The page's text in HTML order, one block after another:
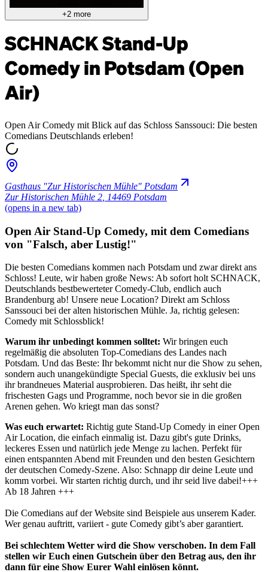
+2 more
SCHNACK Stand-Up
Comedy in Potsdam (Open
Air)
Open Air Comedy mit Blick auf das Schloss Sanssouci: Die besten
Comedians Deutschlands erleben!
Gasthaus "Zur Historischen Mühle" Potsdam
Zur Historischen Mühle 2 14469 Potsdam
(opens in a new tab)
Open Air Stand-Up Comedy, mit dem Comedians
von "Falsch, aber Lustig!"
Die besten Comedians kommen nach Potsdam und zwar direkt ans
Schloss! Leute, wir haben große News: Ab sofort holt SCHNACK,
Deutschlands bestbewerteter Comedy-Club, endlich auch
Brandenburg ab! Unsere neue Location? Direkt am Schloss
Sanssouci bei der alten historischen Mühle. Ja, richtig gelesen:
Comedy mit Schlossblick!
Warum ihr unbedingt kommen solltet: Wir bringen euch
regelmäßig die absoluten Top-Comedians des Landes nach
Potsdam. Und das Beste: Ihr bekommt nicht nur die Show zu sehen,
sondern auch unangekündigte Special Guests, die exklusiv bei uns
ihr brandneues Material ausprobieren. Das heißt, ihr seht die
frischesten Gags und Programme, noch bevor sie in die großen
Arenen gehen. Wo kriegt man das sonst?
Was euch erwartet: Richtig gute Stand-Up Comedy in einer Open
Air Location, die einfach einmalig ist. Dazu gibt's gute Drinks,
leckeres Essen und natürlich jede Menge zu lachen. Perfekt für
einen entspannten Abend mit Freunden und den besten Gesichtern
der deutschen Comedy-Szene. Also: Schnapp dir deine Leute und
komm vorbei. Wir starten richtig durch, und ihr seid live dabei!+++
Ab 18 Jahren +++
Die Comedians auf der Website sind Beispiele aus unserem Kader.
Wer genau auftritt, variiert - gute Comedy gibt’s aber garantiert.
Bei schlechtem Wetter wird die Show verschoben. In dem Fall
stellen wir Euch einen Gutschein über den Betrag aus, den ihr
dann für eine Show Eurer Wahl einlösen könnt.